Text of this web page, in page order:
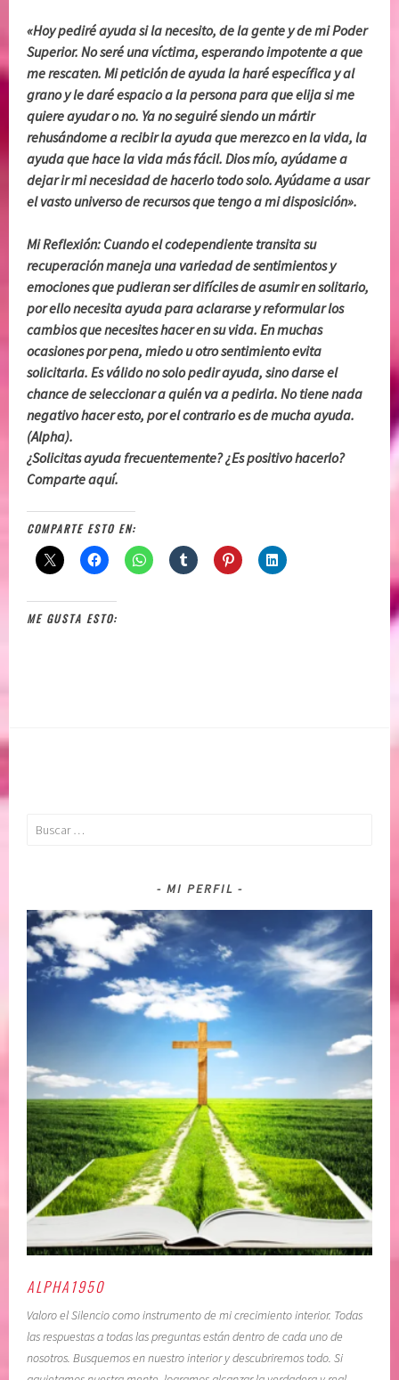
«Hoy pediré ayuda si la necesito, de la gente y de mi Poder
Superior. No seré una víctima, esperando impotente a que
me rescaten. Mi petición de ayuda la haré específica y al
grano y le daré espacio a la persona para que elija si me
quiere ayudar o no. Ya no seguiré siendo un mártir
rehusándome a recibir la ayuda que merezco en la vida, la
ayuda que hace la vida más fácil. Dios mío, ayúdame a
dejar ir mi necesidad de hacerlo todo solo. Ayúdame a usar
el vasto universo de recursos que tengo a mi disposición».
Mi Reflexión: Cuando el codependiente transita su
recuperación maneja una variedad de sentimientos y
emociones que pudieran ser difíciles de asumir en solitario,
por ello necesita ayuda para aclararse y reformular los
cambios que necesites hacer en su vida. En muchas
ocasiones por pena, miedo u otro sentimiento evita
solicitarla. Es válido no solo pedir ayuda, sino darse el
chance de seleccionar a quién va a pedirla. No tiene nada
negativo hacer esto, por el contrario es de mucha ayuda.
(Alpha).
¿Solicitas ayuda frecuentemente? ¿Es positivo hacerlo?
Comparte aquí.
COMPARTE ESTO EN:
ME GUSTA ESTO:
Buscar:
MI PERFIL
ALPHA1950
Valoro el Silencio como instrumento de mi crecimiento interior. Todas
las respuestas a todas las preguntas están dentro de cada uno de
nosotros. Busquemos en nuestro interior y descubriremos todo. Si